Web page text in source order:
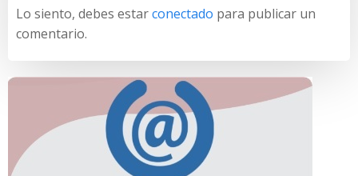
Lo siento, debes estarconectado para publicar un
comentario.